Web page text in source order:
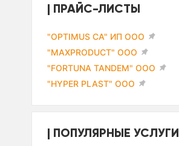
ПРАЙС-ЛИСТЫ
"OPTIMUS CA" ИП ООО
"MAXPRODUCT" ООО
"FORTUNA TANDEM" ООО
"HYPER PLAST" ООО
ПОПУЛЯРНЫЕ УСЛУГИ